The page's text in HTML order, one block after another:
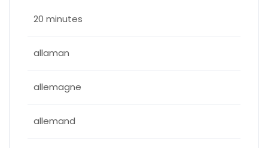
20 minutes
allaman
allemagne
allemand